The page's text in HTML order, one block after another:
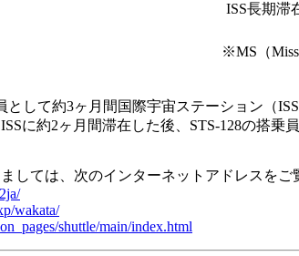
ISS長期滞
※MS（
として約3ヶ月間国際宇宙ステーション（
に約2ヶ月間滞在した後、STS-128の搭乗
しては、次のインターネットアドレスをご
wakata/
shuttle/main/index.html